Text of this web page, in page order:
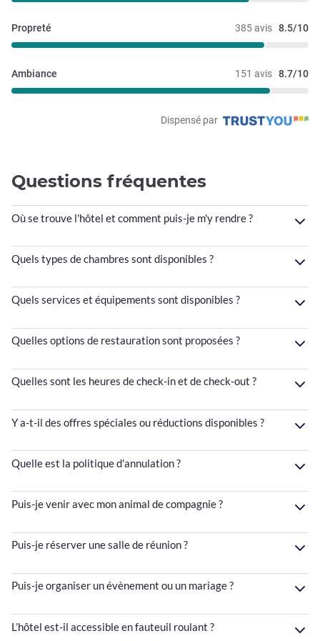
385 avis 8.5/10
Propreté
151 avis 8.7/10
Ambiance
Dispensé par
Questions fréquentes
Où se trouve l'hôtel et comment puis-je m'y rendre ?
Quels types de chambres sont disponibles ?
Quels services et équipements sont disponibles ?
Quelles options de restauration sont proposées ?
Quelles sont les heures de check-in et de check-out ?
Y a-t-il des offres spéciales ou réductions disponibles ?
Quelle est la politique d'annulation ?
Puis-je venir avec mon animal de compagnie ?
Puis-je réserver une salle de réunion ?
Puis-je organiser un évènement ou un mariage ?
L’hôtel est-il accessible en fauteuil roulant ?